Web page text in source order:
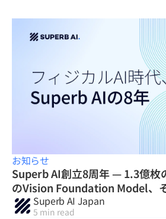
お知らせ
Superb AI創立8周年 — 1.3億枚
のVision Foundation Model、
の次の章へ
Superb AI Japan
5 min read